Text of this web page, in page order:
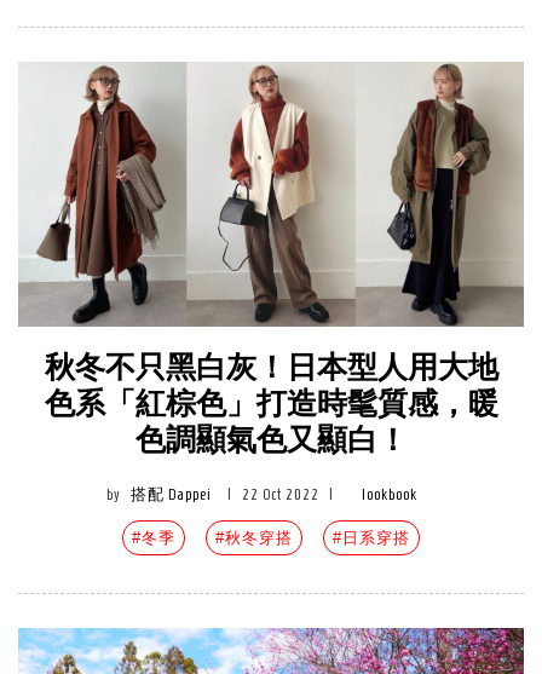
秋冬不只黑白灰！日本型人用大地
色系「紅棕色」打造時髦質感，暖
色調顯氣色又顯白！
by 搭配 Dappei 22 Oct 2022 lookbook
#冬季 #秋冬穿搭 #日系穿搭